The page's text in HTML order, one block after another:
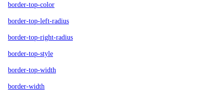
border-top-color
border-top-left-radius
border-top-right-radius
border-top-style
border-top-width
border-width